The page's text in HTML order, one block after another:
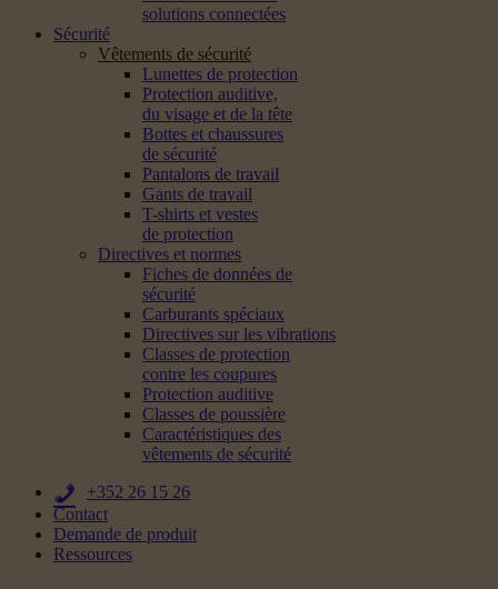
solutions connectées
Sécurité
Vêtements de sécurité
Lunettes de protection
Protection auditive,
du visage et de la tête
Bottes et chaussures
de sécurité
Pantalons de travail
Gants de travail
T-shirts et vestes
de protection
Directives et normes
Fiches de données de
sécurité
Carburants spéciaux
Directives sur les vibrations
Classes de protection
contre les coupures
Protection auditive
Classes de poussière
Caractéristiques des
vêtements de sécurité
+352 26 15 26
Contact
Demande de produit
Ressources